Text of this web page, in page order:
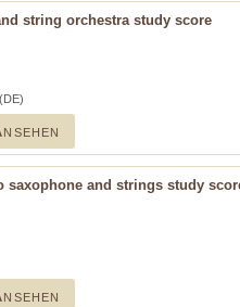
string orchestra study score
saxophone and strings study